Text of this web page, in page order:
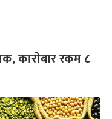
कारोबार रकम ८